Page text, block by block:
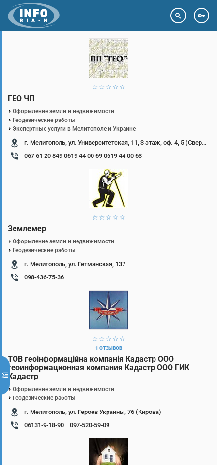
Пароль
Вход Регистрация
4 звезды
3 звезды
2 звезды
1 звезда
ГЕО ЧП
Оформление земли и недвижимости
Геодезические работы
Экспертные услуги в Мелитополе и Украине
г. Мелитополь, ул. Университетская, 11, 3 этаж, оф. 4, 5 (Свердлова)
067 61 20 849 0619 44 00 69 0619 44 00 63
4 звезды
3 звезды
2 звезды
1 звезда
Землемер
Оформление земли и недвижимости
Геодезические работы
г. Мелитополь, ул. Гетманская, 137
098-436-75-36
4 звезды
3 звезды
2 звезды
1 звезда
1 ОТЗЫВОВ
ТОВ геоінформаційна компанія Кадастр ООО
геоинформационная компания Кадастр ООО ГИК
Кадастр
Оформление земли и недвижимости
Геодезические работы
г. Мелитополь, ул. Героев Украины, 76 (Кирова)
06131-9-18-90
097-520-59-09